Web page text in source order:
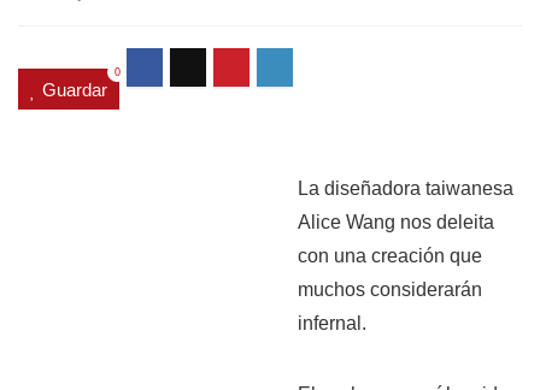
Guardar
0
La diseñadora taiwanesa
Alice Wang nos deleita
con una creación que
muchos considerarán
infernal.